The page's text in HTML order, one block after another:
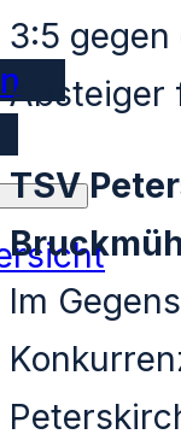
3:5
Absteiger
TSV
Im